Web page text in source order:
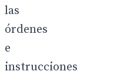
las
órdenes
e
instrucciones